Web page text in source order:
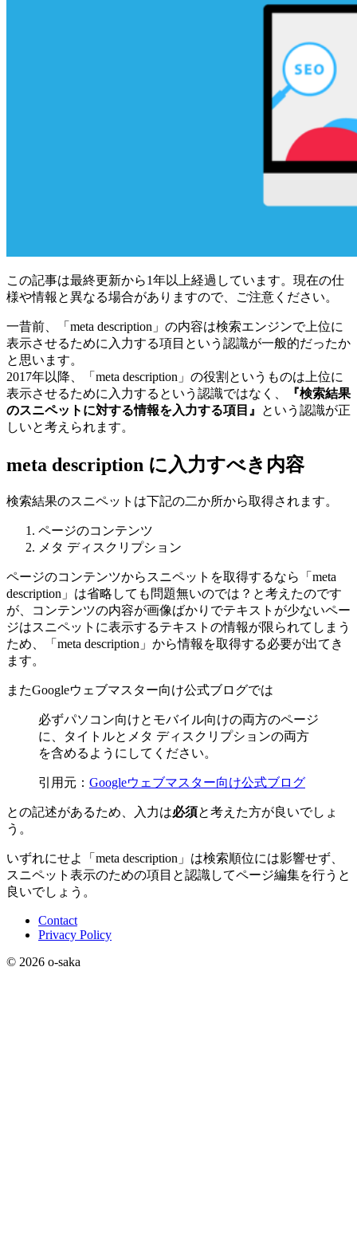
この記事は最終更新から1年以上経過しています。現在の仕
様や情報と異なる場合がありますので、ご注意ください。
一昔前、「meta description」の内容は検索エンジンで上位に
表示させるために入力する項目という認識が一般的だったか
と思います。
2017年以降、「meta description」の役割というものは上位に
表示させるために入力するという認識ではなく、
『検索結果
のスニペットに対する情報を入力する項目』
という認識が正
しいと考えられます。
meta description に入力すべき内容
検索結果のスニペットは下記の二か所から取得されます。
ページのコンテンツ
メタ ディスクリプション
ページのコンテンツからスニペットを取得するなら「meta
description」は省略しても問題無いのでは？と考えたのです
が、コンテンツの内容が画像ばかりでテキストが少ないペー
ジはスニペットに表示するテキストの情報が限られてしまう
ため、「meta description」から情報を取得する必要が出てき
ます。
またGoogleウェブマスター向け公式ブログでは
必ずパソコン向けとモバイル向けの両方のページ
に、タイトルとメタ ディスクリプションの両方
を含めるようにしてください。
引用元： Googleウェブマスター向け公式ブログ
との記述があるため、入力は必須と考えた方が良いでしょ
う。
いずれにせよ「meta description」は検索順位には影響せず、
スニペット表示のための項目と認識してページ編集を行うと
良いでしょう。
Contact
Privacy Policy
© 2026 o-saka